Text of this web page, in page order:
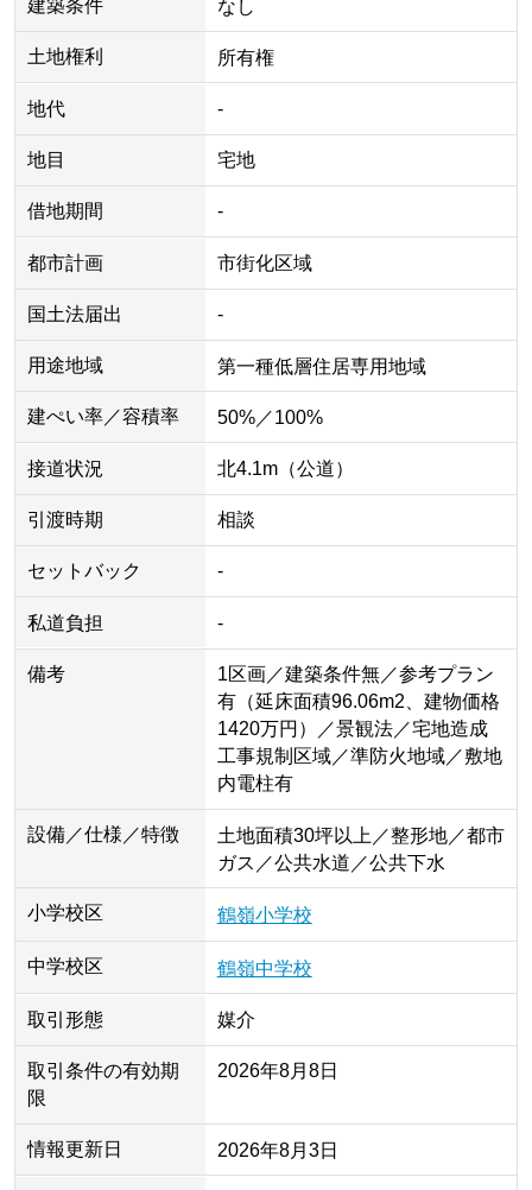
建築条件 なし
土地権利 所有権
地代 -
地目 宅地
借地期間 -
都市計画 市街化区域
国土法届出 -
用途地域 第一種低層住居専用地域
建ぺい率／容積率 50%／100%
接道状況 北4.1m（公道）
引渡時期 相談
セットバック -
私道負担 -
備考
1区画／建築条件無／参考プラン
有（延床面積96.06m2、建物価格
1420万円）／景観法／宅地造成
工事規制区域／準防火地域／敷地
内電柱有
設備／仕様／特徴
土地面積30坪以上／整形地／都市
ガス／公共水道／公共下水
小学校区 鶴嶺小学校
中学校区 鶴嶺中学校
取引形態 媒介
取引条件の有効期
限
2026年8月8日
情報更新日 2026年8月3日